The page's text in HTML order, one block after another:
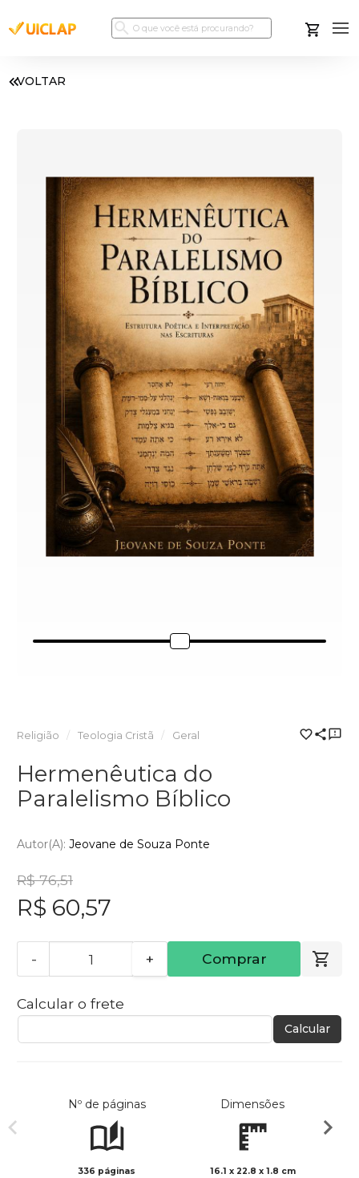
VOLTAR
Religião Teologia Cristã Geral
Hermenêutica do
Paralelismo Bíblico
Autor(a): Jeovane de Souza Ponte
R$ 76,51
R$ 60,57
- + Comprar
Calcular o frete
Calcular
Nº de páginas
336 páginas
Dimensões
16.1 x 22.8 x 1.8 cm